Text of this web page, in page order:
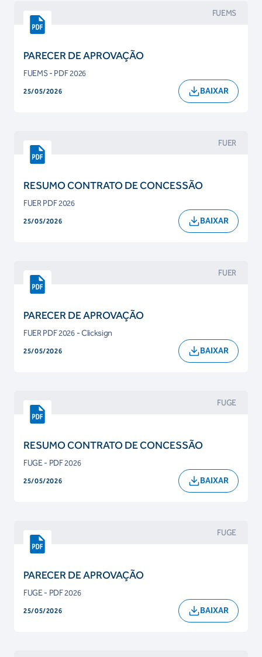
FUEMS
PARECER DE APROVAÇÃO
FUEMS - PDF 2026
25/05/2026 BAIXAR
FUER
RESUMO CONTRATO DE CONCESSÃO
FUER PDF 2026
25/05/2026 BAIXAR
FUER
PARECER DE APROVAÇÃO
FUER PDF 2026 - Clicksign
25/05/2026 BAIXAR
FUGE
RESUMO CONTRATO DE CONCESSÃO
FUGE - PDF 2026
25/05/2026 BAIXAR
FUGE
PARECER DE APROVAÇÃO
FUGE - PDF 2026
25/05/2026 BAIXAR